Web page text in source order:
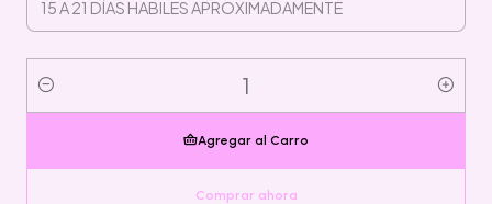
Cantidad
Agregar al Carro
Comprar ahora